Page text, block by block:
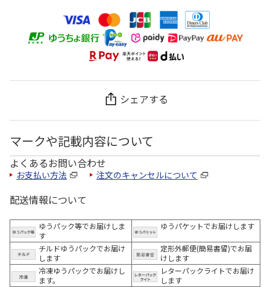
シェアする
マークや記載内容について
よくあるお問い合わせ
お支払い方法 注文のキャンセルについて
配送情報について
ゆうパック等でお届けしま
す
ゆうパケットでお届けします
チルドゆうパックでお届け
します
定形外郵便(簡易書留)でお届
けします
冷凍ゆうパックでお届けし
ます。
レターパックライトでお届け
します